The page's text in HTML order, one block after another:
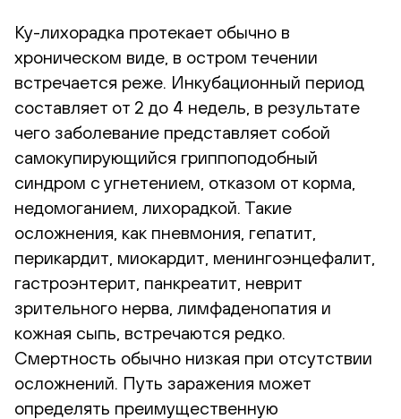
Ку-лихорадка протекает обычно в
хроническом виде, в остром течении
встречается реже. Инкубационный период
составляет от 2 до 4 недель, в результате
чего заболевание представляет собой
самокупирующийся гриппоподобный
синдром с угнетением, отказом от корма,
недомоганием, лихорадкой. Такие
осложнения, как пневмония, гепатит,
перикардит, миокардит, менингоэнцефалит,
гастроэнтерит, панкреатит, неврит
зрительного нерва, лимфаденопатия и
кожная сыпь, встречаются редко.
Смертность обычно низкая при отсутствии
осложнений. Путь заражения может
определять преимущественную